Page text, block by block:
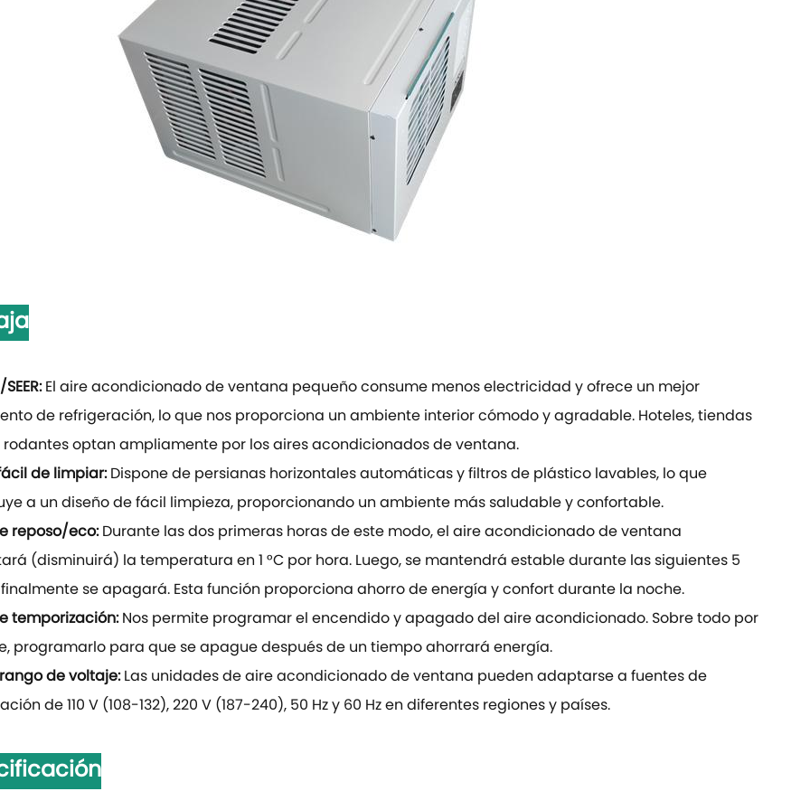
El aire acondicionado de ventana pequeño consume menos electricidad y ofrece un mejor
de refrigeración, lo que nos proporciona un ambiente interior cómodo y agradable. Hoteles, tiendas
rodantes optan ampliamente por los aires acondicionados de ventana.
de limpiar:Dispone de persianas horizontales automáticas y filtros de plástico lavables, lo que
a un diseño de fácil limpieza, proporcionando un ambiente más saludable y confortable.
reposo/eco:Durante las dos primeras horas de este modo, el aire acondicionado de ventana
(disminuirá) la temperatura en 1 °C por hora. Luego, se mantendrá estable durante las siguientes 5
se apagará. Esta función proporciona ahorro de energía y confort durante la noche.
temporización:Nos permite programar el encendido y apagado del aire acondicionado. Sobre todo por
programarlo para que se apague después de un tiempo ahorrará energía.
de voltaje:Las unidades de aire acondicionado de ventana pueden adaptarse a fuentes de
de 110 V (108-132), 220 V (187-240), 50 Hz y 60 Hz en diferentes regiones y países.